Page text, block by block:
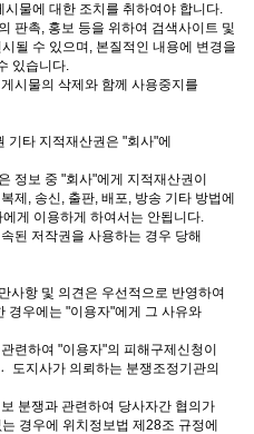
물에 대한 조치를 취하여야 합니다.
판촉, 홍보 등을 위하여 검색사이트 및
될 수 있으며, 본질적인 내용에 변경을
있습니다.
시물의 삭제와 함께 사용중지를
기타 지적재산권은 "회사"에
정보 중 "회사"에게 지적재산권이
제, 송신, 출판, 배포, 방송 기타 방법에
게 이용하게 하여서는 안됩니다.
된 저작권을 사용하는 경우 당해
사항 및 의견은 우선적으로 반영하여
경우에는 "이용자"에게 그 사유와
련하여 "이용자"의 피해구제신청이
지사가 의뢰하는 분쟁조정기관의
분쟁과 관련하여 당사자간 협의가
경우에 위치정보법 제28조 규정에